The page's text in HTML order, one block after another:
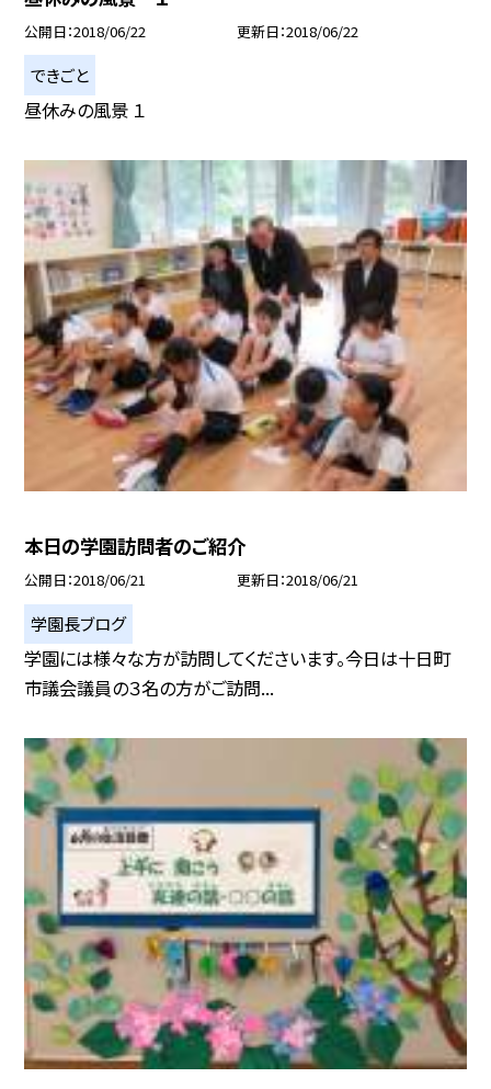
公開日 2018/06/22 更新日 2018/06/22
できごと
昼休みの風景 １
本日の学園訪問者のご紹介
公開日 2018/06/21 更新日 2018/06/21
学園長ブログ
学園には様々な方が訪問してくださいます。今日は十日町
市議会議員の３名の方がご訪問...